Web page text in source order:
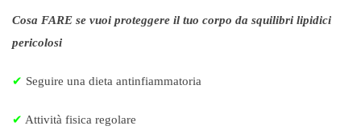
Cosa FARE se vuoi proteggere il tuo corpo da squilibri lipidici
pericolosi
✔ Seguire una dieta antinfiammatoria
✔ Attività fisica regolare